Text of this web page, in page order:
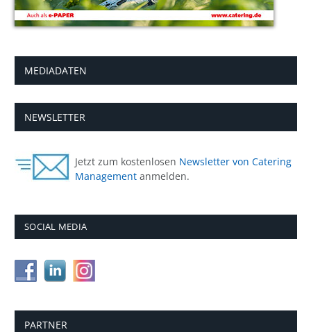
MEDIADATEN
NEWSLETTER
Jetzt zum kostenlosen Newsletter von Catering
Management anmelden.
SOCIAL MEDIA
PARTNER